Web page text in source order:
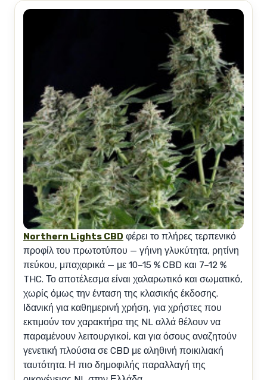
Northern Lights CBD φέρει το πλήρες τερπενικό
προφίλ του πρωτοτύπου — γήινη γλυκύτητα, ρητίνη
πεύκου, μπαχαρικά — με 10–15 % CBD και 7–12 %
THC. Το αποτέλεσμα είναι χαλαρωτικό και σωματικό,
χωρίς όμως την ένταση της κλασικής έκδοσης.
Ιδανική για καθημερινή χρήση, για χρήστες που
εκτιμούν τον χαρακτήρα της NL αλλά θέλουν να
παραμένουν λειτουργικοί, και για όσους αναζητούν
γενετική πλούσια σε CBD με αληθινή ποικιλιακή
ταυτότητα. Η πιο δημοφιλής παραλλαγή της